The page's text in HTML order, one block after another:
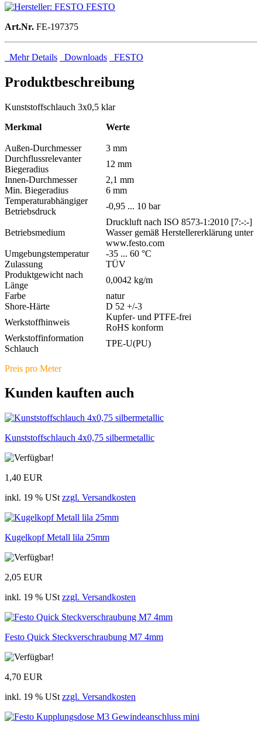
FESTO
Art.Nr. FE-197375
Mehr Details Downloads FESTO
Produktbeschreibung
Kunststoffschlauch 3x0,5 klar
Merkmal
Werte
Außen-Durchmesser
3 mm
Durchflussrelevanter
Biegeradius
12 mm
Innen-Durchmesser
2,1 mm
Min. Biegeradius
6 mm
Temperaturabhängiger
Betriebsdruck
-0,95 ... 10 bar
Betriebsmedium
Druckluft nach ISO 8573-1:2010 [7:-:-]
Wasser gemäß Herstellererklärung unter
www.festo.com
Umgebungstemperatur
-35 ... 60 °C
Zulassung
TÜV
Produktgewicht nach
Länge
0,0042 kg/m
Farbe
natur
Shore-Härte
D 52 +/-3
Werkstoffhinweis
Kupfer- und PTFE-frei
RoHS konform
Werkstoffinformation
Schlauch
TPE-U(PU)
Preis pro Meter
Kunden kauften auch
Kunststoffschlauch 4x0,75 silbermetallic
1,40 EUR
inkl. 19 % USt zzgl. Versandkosten
Kugelkopf Metall lila 25mm
2,05 EUR
inkl. 19 % USt zzgl. Versandkosten
Festo Quick Steckverschraubung M7 4mm
4,70 EUR
inkl. 19 % USt zzgl. Versandkosten